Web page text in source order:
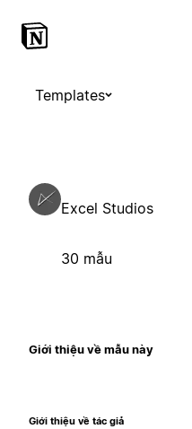
Templates
Excel Studios
30 mẫu
Giới thiệu về mẫu này
Giới thiệu về tác giả